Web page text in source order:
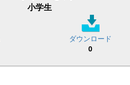
小学生
ダウンロード
0